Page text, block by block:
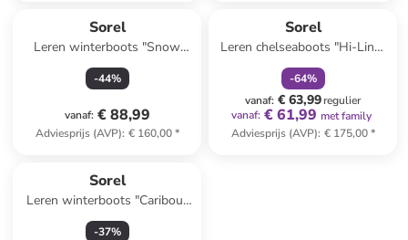
Sorel
Leren winterboots "Snow
Angel" lichtbruin
-44%
vanaf: € 88,99
Adviesprijs (AVP): € 160,00*
Sorel
Leren chelseaboots "Hi-Line"
beige
-64%
vanaf: € 63,99regulier
vanaf: € 61,99 met family
Adviesprijs (AVP): € 175,00*
Sorel
Leren winterboots "Caribou"
bruin
-37%